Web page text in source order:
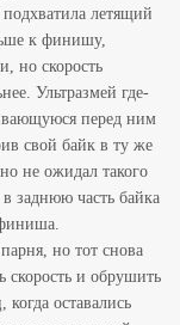
летящий
к финишу,
но скорость
Ультразмей где-
перед ним
свой байк в ту же
не ожидал такого
заднюю часть байка
но тот снова
скорость и обрушить
оставались